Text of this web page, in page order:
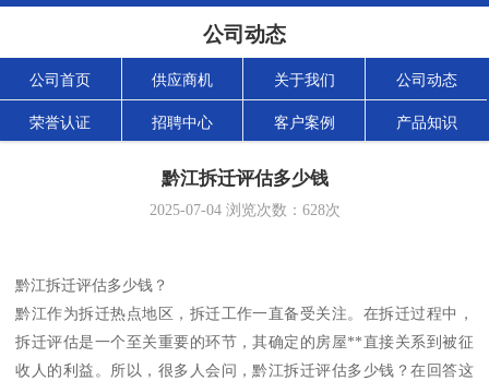
公司动态
公司首页 供应商机 关于我们 公司动态
荣誉认证 招聘中心 客户案例 产品知识
黔江拆迁评估多少钱
2025-07-04浏览次数： 628次
黔江拆迁评估多少钱？
黔江作为拆迁热点地区，拆迁工作一直备受关注。在拆迁过程中，
拆迁评估是一个至关重要的环节，其确定的房屋**直接关系到被征
收人的利益。所以，很多人会问，黔江拆迁评估多少钱？在回答这